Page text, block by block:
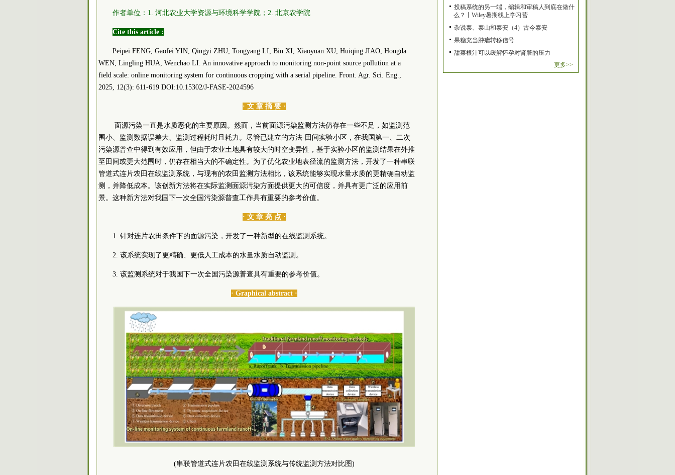
作者单位：1. 河北农业大学资源与环境科学学院；2. 北京农学院
Cite this article :
Peipei FENG, Gaofei YIN, Qingyi ZHU, Tongyang LI, Bin XI, Xiaoyuan XU, Huiqing JIAO, Hongda
WEN, Lingling HUA, Wenchao LI. An innovative approach to monitoring non-point source pollution at a
field scale: online monitoring system for continuous cropping with a serial pipeline. Front. Agr. Sci. Eng.,
2025, 12(3): 611-619 DOI:10.15302/J-FASE-2024596
· 文 章 摘 要 ·
面源污染一直是水质恶化的主要原因。然而，当前面源污染监测方法仍存在一些不足，如监测范
围小、监测数据误差大、监测过程耗时且耗力。尽管已建立的方法-田间实验小区，在我国第一、二次
污染源普查中得到有效应用，但由于农业土地具有较大的时空变异性，基于实验小区的监测结果在外推
至田间或更大范围时，仍存在相当大的不确定性。为了优化农业地表径流的监测方法，开发了一种串联
管道式连片农田在线监测系统，与现有的农田监测方法相比，该系统能够实现水量水质的更精确自动监
测，并降低成本。该创新方法将在实际监测面源污染方面提供更大的可信度，并具有更广泛的应用前
景。这种新方法对我国下一次全国污染源普查工作具有重要的参考价值。
· 文 章 亮 点 ·
1. 针对连片农田条件下的面源污染，开发了一种新型的在线监测系统。
2. 该系统实现了更精确、更低人工成本的水量水质自动监测。
3. 该监测系统对于我国下一次全国污染源普查具有重要的参考价值。
· Graphical abstract ·
(串联管道式连片农田在线监测系统与传统监测方法对比图)
投稿系统的另一端，编辑和审稿人到底在做什
么？丨Wiley暑期线上学习营
杂说泰、泰山和泰安（4）古今泰安
果糖充当肿瘤转移信号
甜菜根汁可以缓解怀孕对肾脏的压力
更多>>